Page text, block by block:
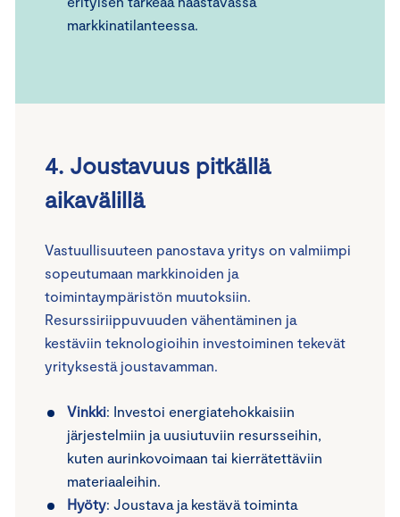
markkinatilanteessa.
4. Joustavuus pitkällä
aikavälillä
Vastuullisuuteen panostava yritys on valmiimpi
sopeutumaan markkinoiden ja
toimintaympäristön muutoksiin.
Resurssiriippuvuuden vähentäminen ja
kestäviin teknologioihin investoiminen tekevät
yrityksestä joustavamman.
Vinkki: Investoi energiatehokkaisiin
järjestelmiin ja uusiutuviin resursseihin,
kuten aurinkovoimaan tai kierrätettäviin
materiaaleihin.
Hyöty: Joustava ja kestävä toiminta